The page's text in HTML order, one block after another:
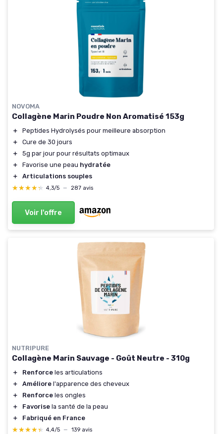
NOVOMA
Collagène Marin Poudre Non Aromatisé 153g
＋
Peptides Hydrolysés pour meilleure absorption
＋
Cure de 30 jours
＋
5g par jour pour résultats optimaux
＋
Favorise une peau hydratée
＋
Articulations souples
★★★★★
★★★★★ 4,3/5 — 287 avis
Voir l'offre
NUTRIPURE
Collagène Marin Sauvage - Goût Neutre - 310g
＋ Renforce les articulations
＋
Améliore l'apparence des cheveux
＋
Renforce les ongles
＋
Favorise la santé de la peau
＋
Fabriqué en France
★★★★★
★★★★★ 4,4/5 — 139 avis